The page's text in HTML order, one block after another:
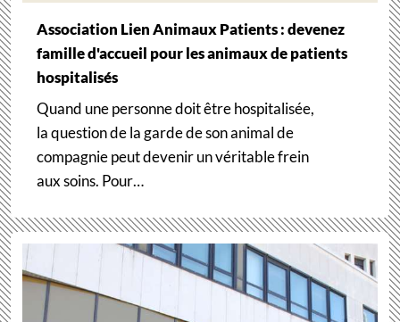
Association Lien Animaux Patients : devenez
famille d'accueil pour les animaux de patients
hospitalisés
Quand une personne doit être hospitalisée,
la question de la garde de son animal de
compagnie peut devenir un véritable frein
aux soins. Pour…